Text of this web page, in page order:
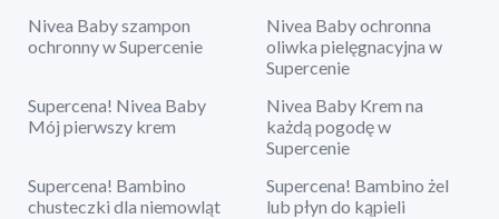
Nivea Baby szampon
ochronny w Supercenie
Nivea Baby ochronna
oliwka pielęgnacyjna w
Supercenie
Supercena! Nivea Baby
Mój pierwszy krem
Nivea Baby Krem na
każdą pogodę w
Supercenie
Supercena! Bambino
chusteczki dla niemowląt
Supercena! Bambino żel
lub płyn do kąpieli